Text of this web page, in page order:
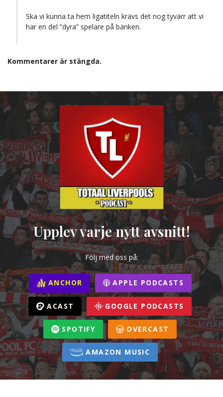
Ska vi kunna ta hem ligatiteln krävs det nog tyvärr att vi
har en del ”dyra” spelare på bänken.
Kommentarer är stängda.
Upplev varje nytt avsnitt!
Följ med oss på:
ANCHOR APPLE PODCASTS
ACAST GOOGLE PODCASTS
SPOTIFY OVERCAST
AMAZON MUSIC